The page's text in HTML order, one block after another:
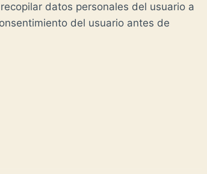
datos personales del usuario a
del usuario antes de